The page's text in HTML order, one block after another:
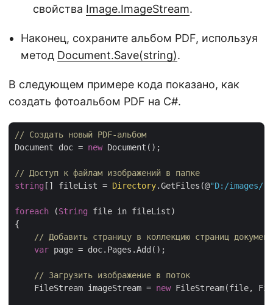
свойства Image.ImageStream.
Наконец, сохраните альбом PDF, используя
метод Document.Save(string).
В следующем примере кода показано, как
создать фотоальбом PDF на C#.
// Создать новый PDF-альбом
Document doc = new Document();
// Доступ к файлам изображений в папке
string [] fileList = Directory.GetFiles(@"D:/images/"
foreach (String file in fileList)
{
// Добавить страницу в коллекцию страниц
var page = doc.Pages.Add();
// Загрузить изображение в поток
    FileStream imageStream =
new FileStream(file,